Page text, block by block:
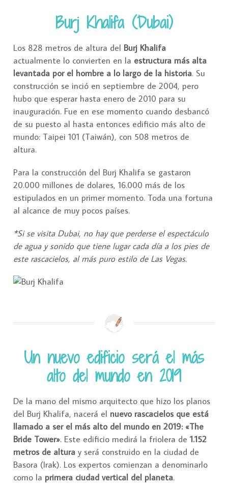
Burj Khalifa (Dubai)
Los 828 metros de altura del Burj Khalifa
actualmente lo convierten en la estructura más alta
levantada por el hombre a lo largo de la historia. Su
construcción se inció en septiembre de 2004, pero
hubo que esperar hasta enero de 2010 para su
inauguración. Fue en ese momento cuando desbancó
de su puesto al hasta entonces edificio más alto de
mundo: Taipei 101 (Taiwán), con 508 metros de
altura.
Para la construcción del Burj Khalifa se gastaron
20.000 millones de dolares, 16.000 más de los
estipulados en un primer momento. Toda una fortuna
al alcance de muy pocos países.
*Si se visita Dubai, no hay que perderse el espectáculo
de agua y sonido que tiene lugar cada día a los pies de
este rascacielos, al más puro estilo de Las Vegas.
Un nuevo edificio será el más
alto del mundo en 2019
De la mano del mismo arquitecto que hizo los planos
del Burj Khalifa, nacerá el nuevo rascacielos que está
llamado a ser el más alto del mundo en 2019: «The
Bride Tower». Este edificio medirá la friolera de 1.152
metros de altura y será construido en la ciudad de
Basora (Irak). Los expertos comienzan a denominarlo
como la primera ciudad vertical del planeta.